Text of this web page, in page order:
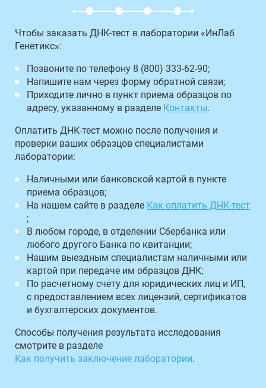
Чтобы заказать ДНК-тест в лаборатории «ИнЛаб
Генетикс»:
Позвоните по телефону 8 (800) 333-62-90;
Напишите нам через форму обратной связи;
Приходите лично в пункт приема образцов по
адресу, указанному в разделе Контакты.
Оплатить ДНК-тест можно после получения и
проверки ваших образцов специалистами
лаборатории:
Наличными или банковской картой в пункте
приема образцов;
На нашем сайте в разделе Как оплатить ДНК-тест
;
В любом городе, в отделении Сбербанка или
любого другого Банка по квитанции;
Нашим выездным специалистам наличными или
картой при передаче им образцов ДНК;
По расчетному счету для юридических лиц и ИП,
с предоставлением всех лицензий, сертификатов
и бухгалтерских документов.
Способы получения результата исследования
смотрите в разделе
Как получить заключение лаборатории.